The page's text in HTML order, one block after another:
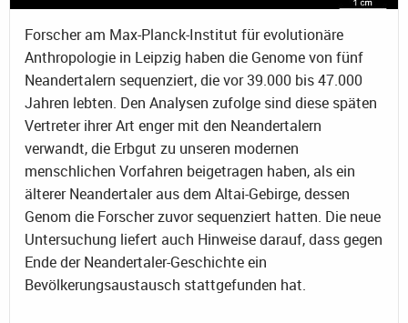
Forscher am Max-Planck-Institut für evolutionäre
Anthropologie in Leipzig haben die Genome von fünf
Neandertalern sequenziert, die vor 39.000 bis 47.000
Jahren lebten. Den Analysen zufolge sind diese späten
Vertreter ihrer Art enger mit den Neandertalern
verwandt, die Erbgut zu unseren modernen
menschlichen Vorfahren beigetragen haben, als ein
älterer Neandertaler aus dem Altai-Gebirge, dessen
Genom die Forscher zuvor sequenziert hatten. Die neue
Untersuchung liefert auch Hinweise darauf, dass gegen
Ende der Neandertaler-Geschichte ein
Bevölkerungsaustausch stattgefunden hat.